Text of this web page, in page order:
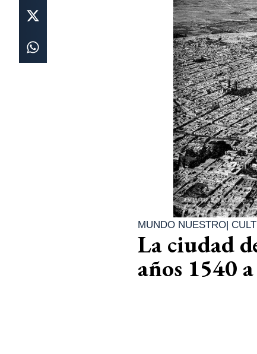
MUNDO NUESTRO|
La ciudad
años 1540